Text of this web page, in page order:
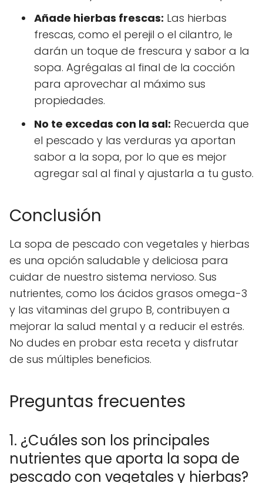
Añade hierbas frescas: Las hierbas
frescas, como el perejil o el cilantro, le
darán un toque de frescura y sabor a la
sopa. Agrégalas al final de la cocción
para aprovechar al máximo sus
propiedades.
No te excedas con la sal: Recuerda que
el pescado y las verduras ya aportan
sabor a la sopa, por lo que es mejor
agregar sal al final y ajustarla a tu gusto.
Conclusión
La sopa de pescado con vegetales y hierbas
es una opción saludable y deliciosa para
cuidar de nuestro sistema nervioso. Sus
nutrientes, como los ácidos grasos omega-3
y las vitaminas del grupo B, contribuyen a
mejorar la salud mental y a reducir el estrés.
No dudes en probar esta receta y disfrutar
de sus múltiples beneficios.
Preguntas frecuentes
1. ¿Cuáles son los principales
nutrientes que aporta la sopa de
pescado con vegetales y hierbas?